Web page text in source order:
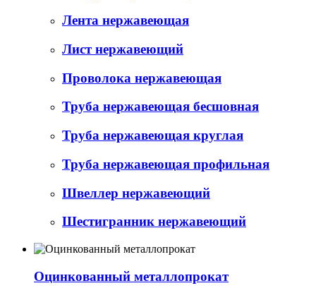
Лента нержавеющая
Лист нержавеющий
Проволока нержавеющая
Труба нержавеющая бесшовная
Труба нержавеющая круглая
Труба нержавеющая профильная
Швеллер нержавеющий
Шестигранник нержавеющий
Оцинкованный металлопрокат